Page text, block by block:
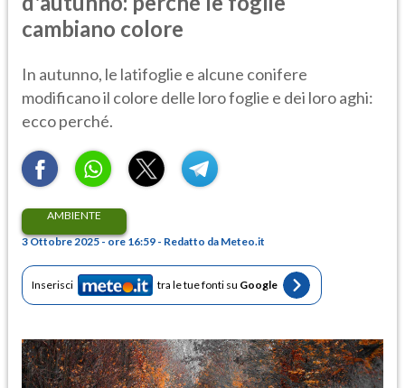
cambiano colore
In autunno, le latifoglie e alcune conifere
modificano il colore delle loro foglie e dei loro aghi:
ecco perché.
AMBIENTE
3 Ottobre 2025 - ore 16:59 - Redatto da Meteo.it
Inserisci tra le tue fonti su Google